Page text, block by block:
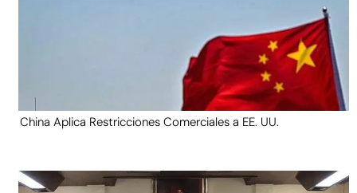
China Aplica Restricciones Comerciales a EE. UU.